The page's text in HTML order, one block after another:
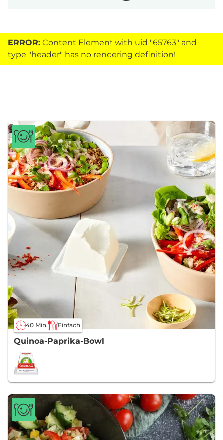
ERROR: Content Element with uid "65763" and
type "header" has no rendering definition!
40 Min. Einfach
Quinoa-Paprika-Bowl